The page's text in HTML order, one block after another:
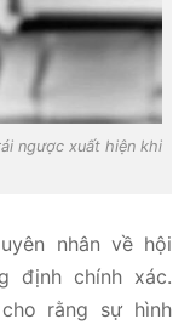
ngược xuất hiện khi
nhân về hội
định chính xác.
rằng sự hình